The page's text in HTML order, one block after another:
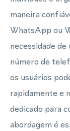
maneira
WhatsApp ou
necessidade
número de
os usuários
rapidamente e
dedicado para
abordagem é